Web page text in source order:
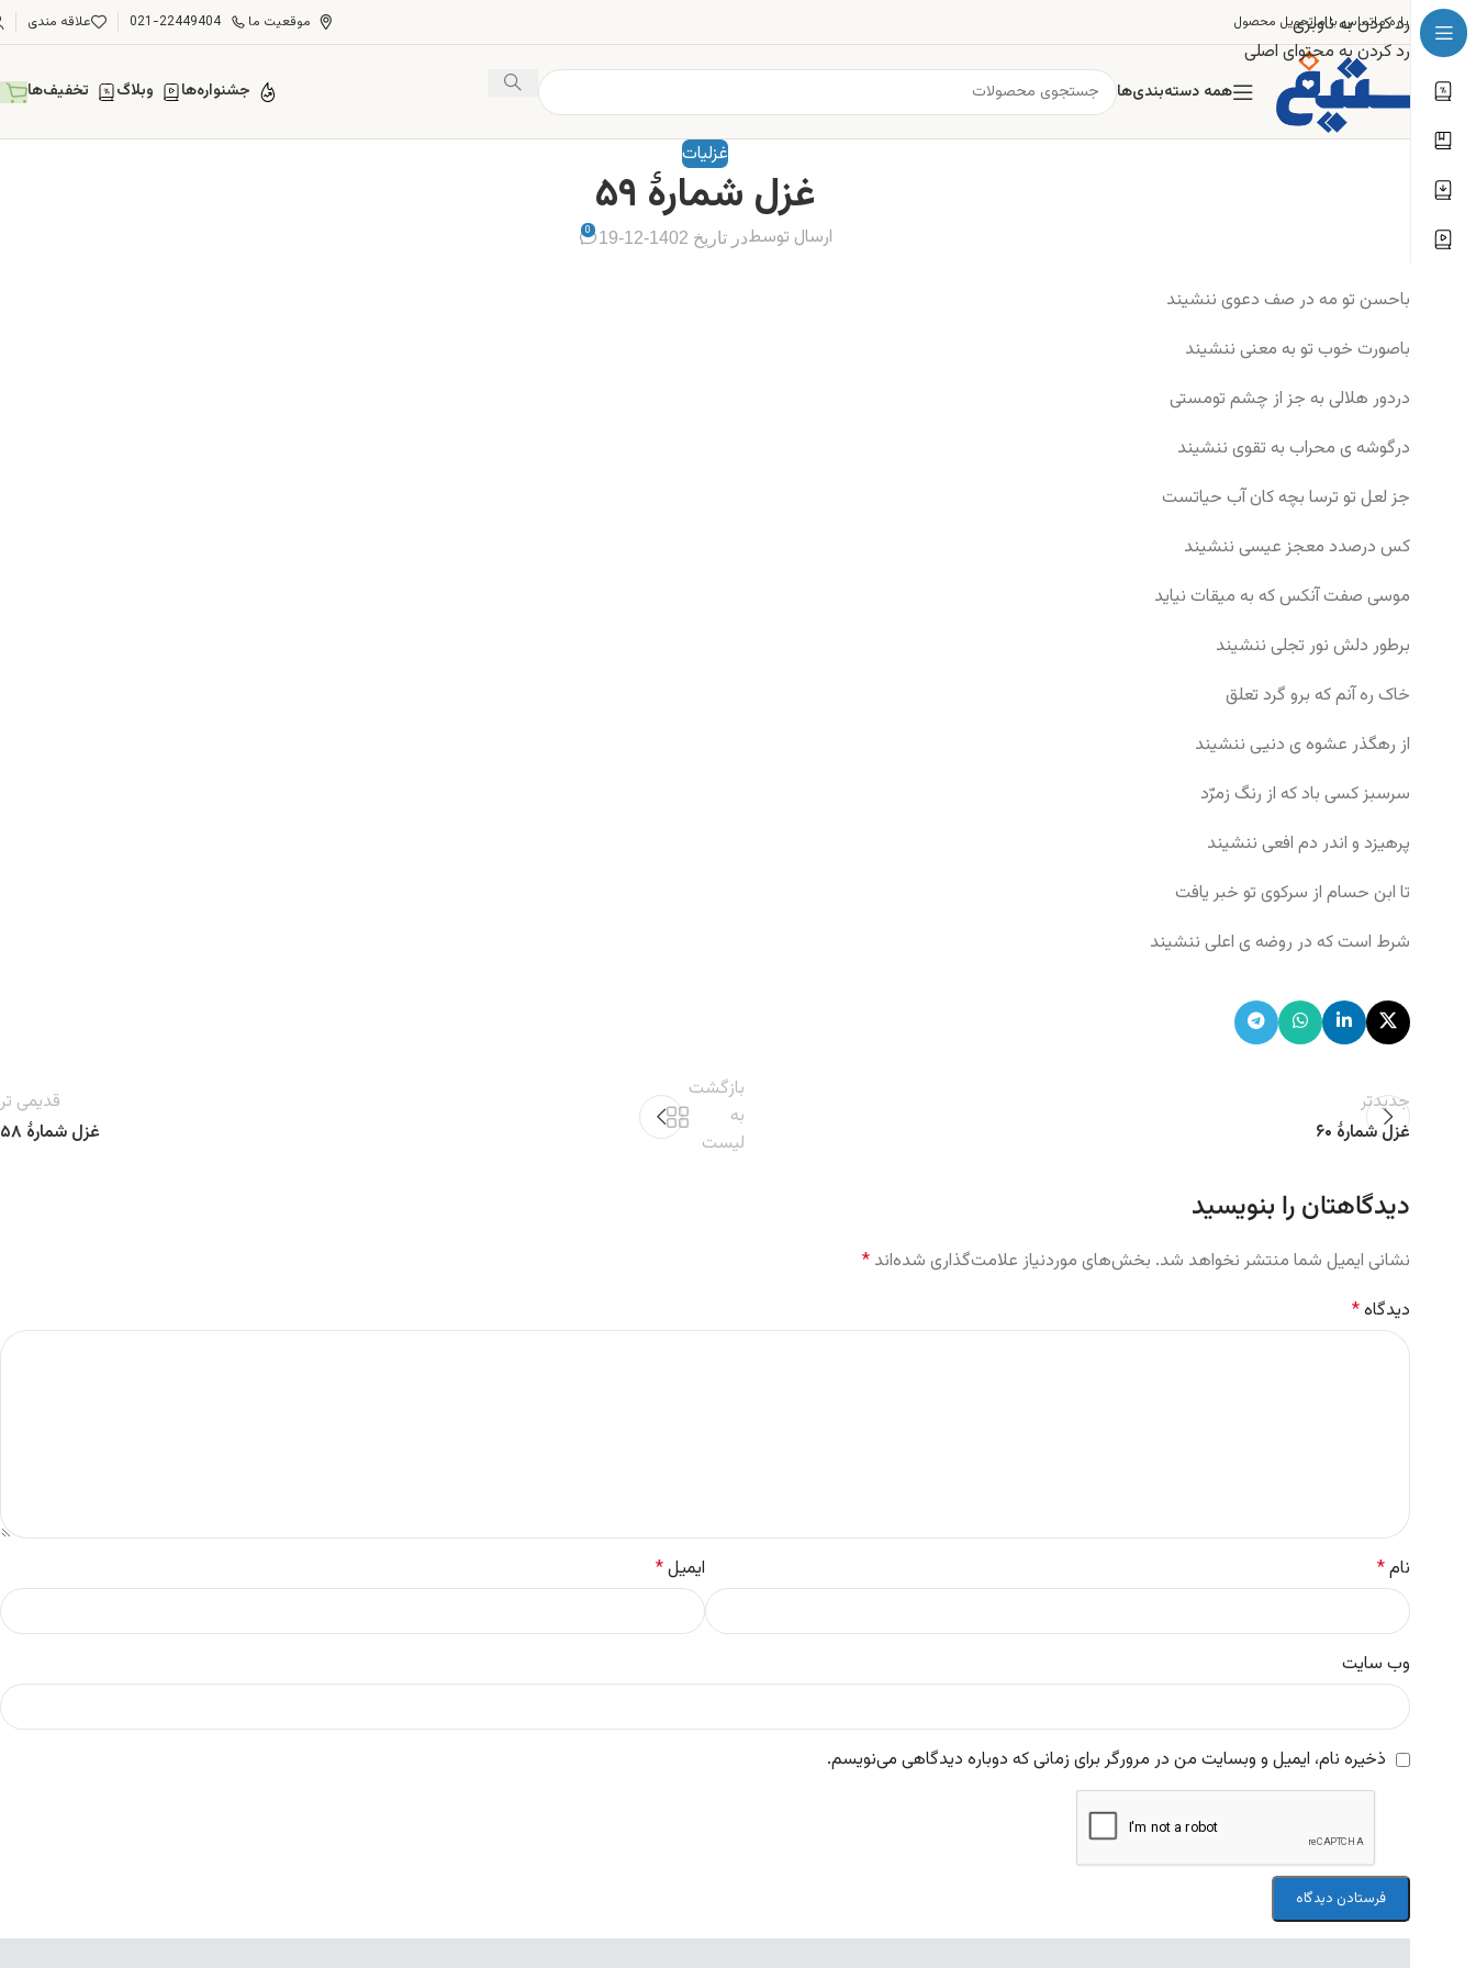
رد کردن به ناوبری
رد کردن به محتوای اصلی
درباره ماتماس با ماتحویل محصول موقعیت ما 021-22449404 علاقه مندی
همه دسته‌بندی‌ها جشنواره‌ها وبلاگ تخفیف‌ها
غزلیات
غزل شمارهٔ ۵۹
ارسال توسطدر تاریخ 1402-12-19 0
باحسن تو مه در صف دعوی ننشیند
باصورت خوب تو به معنی ننشیند
دردور هلالی به جز از چشم تومستی
درگوشه ی محراب به تقوی ننشیند
جز لعل تو ترسا بچه کان آب حیاتست
کس درصدد معجز عیسی ننشیند
موسی صفت آنکس که به میقات نیاید
برطور دلش نور تجلی ننشیند
خاک ره آنم که برو گرد تعلق
از رهگذر عشوه ی دنیی ننشیند
سرسبز کسی باد که از رنگ زمرّد
پرهیزد و اندر دم افعی ننشیند
تا ابن حسام از سرکوی تو خبر یافت
شرط است که در روضه ی اعلی ننشیند
جدیدتر
غزل شمارهٔ ۶۰
بازگشت
به
لیست
قدیمی تر
غزل شمارهٔ ۵۸
دیدگاهتان را بنویسید
نشانی ایمیل شما منتشر نخواهد شد. بخش‌های موردنیاز علامت‌گذاری شده‌اند *
دیدگاه*
نام* ایمیل*
وب‌ سایت
ذخیره نام، ایمیل و وبسایت من در مرورگر برای زمانی که دوباره دیدگاهی می‌نویسم.